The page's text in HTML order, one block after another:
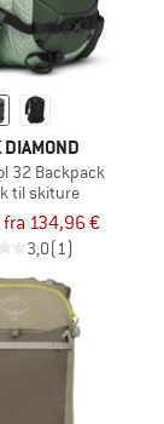
32 Backpack
til skiture
fra 134,96 €
3,0(1)